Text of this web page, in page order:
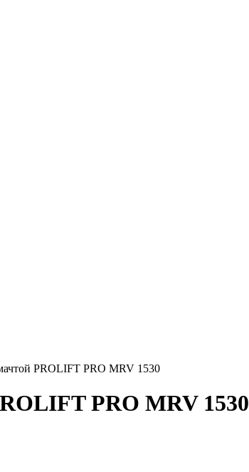
PROLIFT PRO MRV 1530
PRO MRV 1530